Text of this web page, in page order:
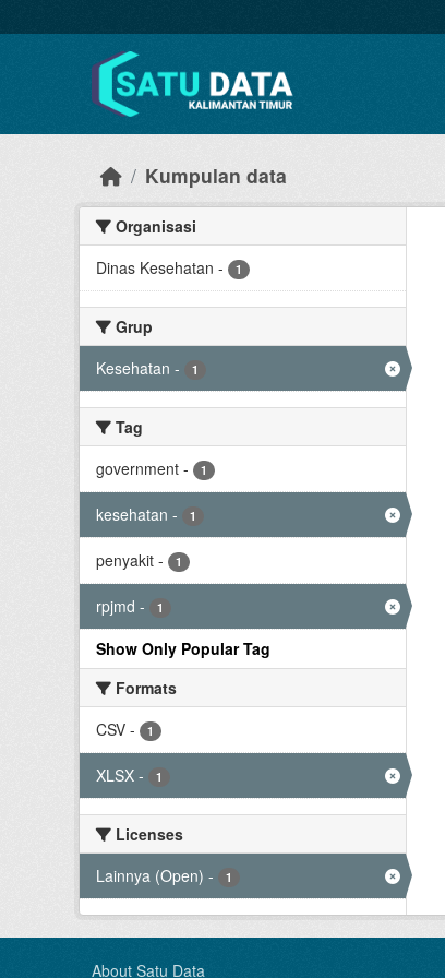
Kumpulan data
Organisasi
Dinas Kesehatan - 1
Grup
Kesehatan - 1
Tag
government - 1
kesehatan - 1
penyakit - 1
rpjmd - 1
Show Only Popular Tag
Formats
CSV - 1
XLSX - 1
Licenses
Lainnya (Open) - 1
About Satu Data